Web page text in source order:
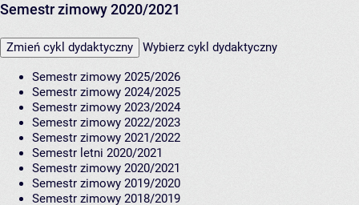
Semestr zimowy 2020/2021
Zmień cykl dydaktyczny Wybierz cykl dydaktyczny
Semestr zimowy 2025/2026
Semestr zimowy 2024/2025
Semestr zimowy 2023/2024
Semestr zimowy 2022/2023
Semestr zimowy 2021/2022
Semestr letni 2020/2021
Semestr zimowy 2020/2021
Semestr zimowy 2019/2020
Semestr zimowy 2018/2019